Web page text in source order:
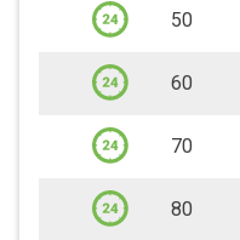
50
Stabile und
schnelles versetzen
63.58 CHF
60
Stabile und
schnelles Versetzen
70
Stabile und
80